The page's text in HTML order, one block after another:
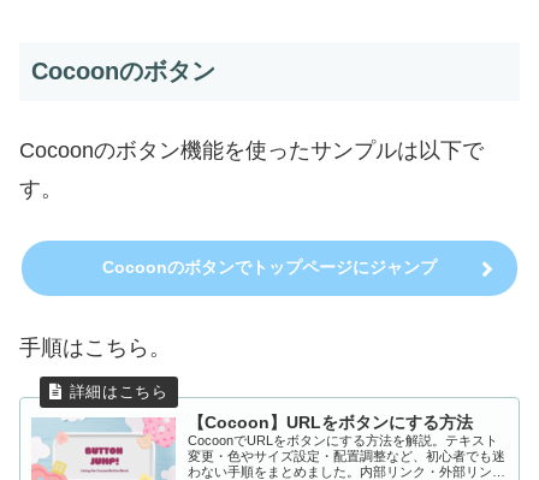
Cocoonのボタン
Cocoonのボタン機能を使ったサンプルは以下で
す。
Cocoonのボタンでトップページにジャンプ
手順はこちら。
【Cocoon】URLをボタンにする方法
CocoonでURLをボタンにする方法を解説。テキスト
変更・色やサイズ設定・配置調整など、初心者でも迷
わない手順をまとめました。内部リンク・外部リンク